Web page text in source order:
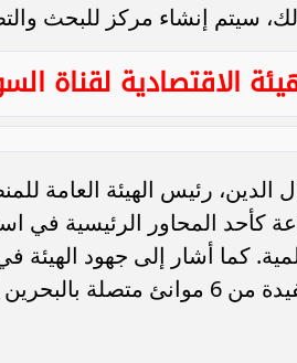
سيتم إنشاء مركز للبحث
الاقتصادية لقناة
الدين، رئيس الهيئة العامة
كأحد المحاور الرئيسية في
كما أشار إلى جهود
ناجحة، مستفيدة من 6 موانئ